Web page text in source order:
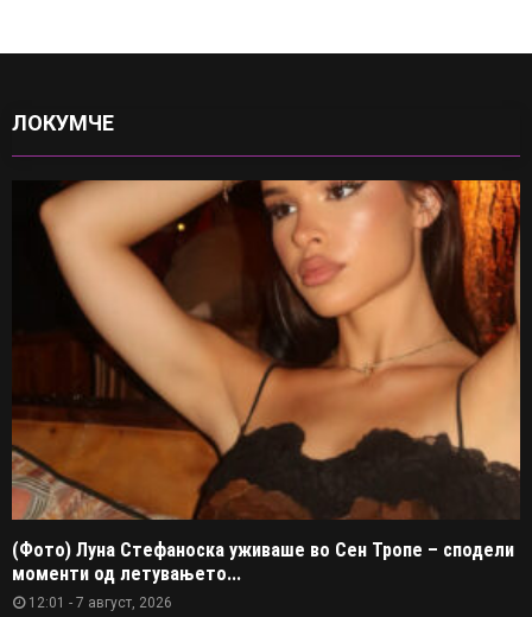
ЛОКУМЧЕ
(Фото) Луна Стефаноска уживаше во Сен Тропе – сподели
моменти од летувањето...
12:01 - 7 август, 2026